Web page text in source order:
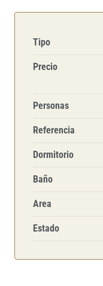
Tipo
Precio
Personas
Referencia
Dormitorio
Baño
Area
Estado